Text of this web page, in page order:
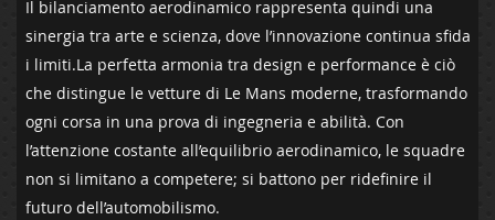
Il bilanciamento aerodinamico rappresenta quindi ‍una⁤
sinergia tra arte ⁣e scienza,⁢ dove l’innovazione⁢ continua⁤ sfida
‌i limiti.La⁤ perfetta armonia tra design e ⁣performance è ‍ciò
‍che distingue⁤ le ⁣vetture di⁤ Le Mans​ moderne, trasformando
ogni corsa in una ‌prova di ingegneria e abilità. Con
l’attenzione ‌costante all’equilibrio aerodinamico, ⁢le ​squadre
non ⁢si ‍limitano a competere; si battono ‍per ridefinire il
futuro dell’automobilismo.